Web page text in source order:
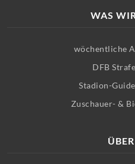
WAS
wöchentliche
DFB
Stadion-
Zuschauer- &